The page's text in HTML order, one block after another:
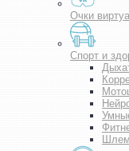
Очки
Спорт и